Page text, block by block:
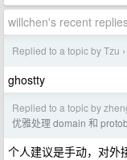
willchen's recent
Replied to a topic by Tzu ›
ghostty
Replied to a topic by
优雅处理 domain 和
个人建议是手动，对外